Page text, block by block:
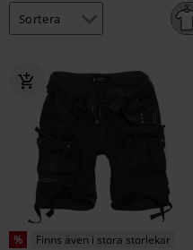
% Finns även i stora storlekar